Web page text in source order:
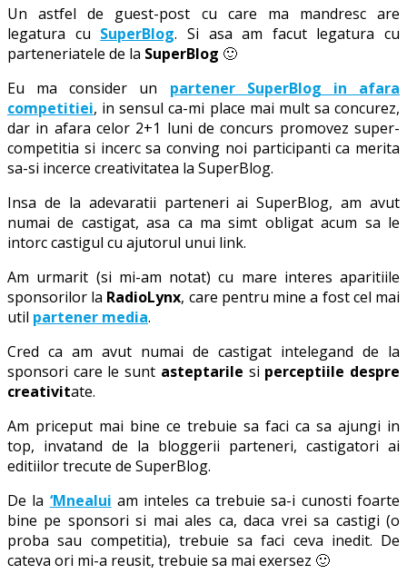
Un astfel de guest-post cu care ma mandresc are
legatura cu SuperBlog. Si asa am facut legatura cu
parteneriatele de la SuperBlog 🙂
Eu ma consider un partener SuperBlog in afara
competitiei, in sensul ca-mi place mai mult sa concurez,
dar in afara celor 2+1 luni de concurs promovez super-
competitia si incerc sa conving noi participanti ca merita
sa-si incerce creativitatea la SuperBlog.
Insa de la adevaratii parteneri ai SuperBlog, am avut
numai de castigat, asa ca ma simt obligat acum sa le
intorc castigul cu ajutorul unui link.
Am urmarit (si mi-am notat) cu mare interes aparitiile
sponsorilor la RadioLynx, care pentru mine a fost cel mai
util partener media.
Cred ca am avut numai de castigat intelegand de la
sponsori care le sunt asteptarile si perceptiile despre
creativitate.
Am priceput mai bine ce trebuie sa faci ca sa ajungi in
top, invatand de la bloggerii parteneri, castigatori ai
editiilor trecute de SuperBlog.
De la ‘Mnealui am inteles ca trebuie sa-i cunosti foarte
bine pe sponsori si mai ales ca, daca vrei sa castigi (o
proba sau competitia), trebuie sa faci ceva inedit. De
cateva ori mi-a reusit, trebuie sa mai exersez 🙂